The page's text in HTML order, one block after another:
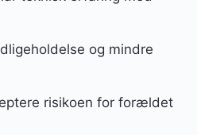
og mindre
risikoen for forældet